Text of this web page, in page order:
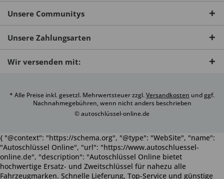
Unsere Communitys
Unsere Zahlungsarten
Wir versenden mit:
* Alle Preise inkl. gesetzl. Mehrwertsteuer zzgl.Versandkosten und ggf.
Nachnahmegebühren, wenn nicht anders beschrieben
© autoschlüssel-online.de
{ "@context": "https://schema.org", "@type": "WebSite", "name":
"Autoschlüssel Online", "url": "https://www.autoschluessel-
online.de", "description": "Autoschlüssel Online bietet
hochwertige Ersatz- und Zweitschlüssel für nahezu alle
Fahrzeugmarken. Schnelle Lieferung, Top-Service und günstige